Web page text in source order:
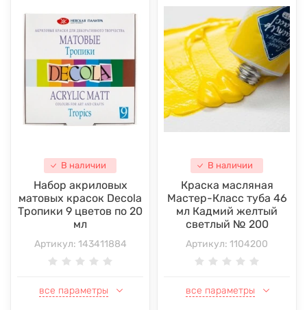
В наличии
Набор акриловых
матовых красок Decola
Тропики 9 цветов по 20
мл
Артикул: 143411884
все параметры
В наличии
Краска масляная
Мастер-Класс туба 46
мл Кадмий желтый
светлый № 200
Артикул: 1104200
все параметры